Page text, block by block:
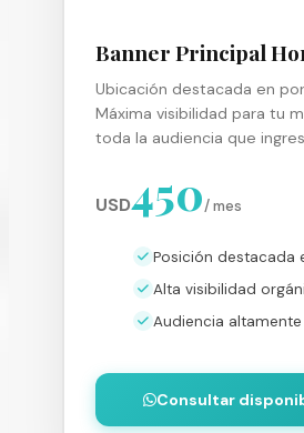
Banner Principal
Ubicación destacada en
Máxima visibilidad para tu
toda la audiencia que
USD450/ mes
Posición destacada
Alta visibilidad
Audiencia
Consultar